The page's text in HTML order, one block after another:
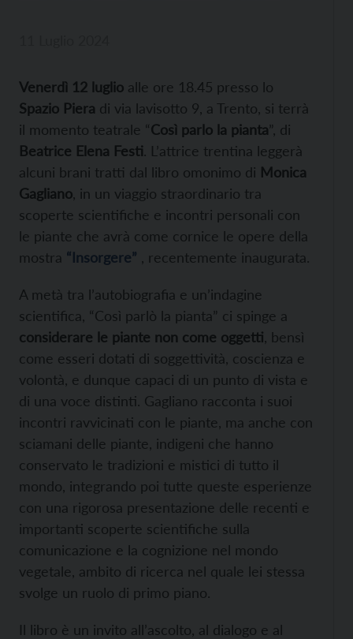
Venerdì 12 luglio alle ore 18.45 presso lo
Spazio Piera di via lavisotto 9, a Trento, si terrà
il momento teatrale “Così parlo la pianta”, di
Beatrice Elena Festi. L’attrice trentina leggerà
alcuni brani tratti dal libro omonimo di Monica
Gagliano , in un viaggio straordinario tra
scoperte scientifiche e incontri personali con
le piante che avrà come cornice le opere della
mostra “Insorgere” , recentemente inaugurata.
A metà tra l’autobiografia e un’indagine
scientifica, “Così parlò la pianta” ci spinge a
considerare le piante non come oggetti , bensì
come esseri dotati di soggettività, coscienza e
volontà, e dunque capaci di un punto di vista e
di una voce distinti. Gagliano racconta i suoi
incontri ravvicinati con le piante, ma anche con
sciamani delle piante, indigeni che hanno
conservato le tradizioni e mistici di tutto il
mondo, integrando poi tutte queste esperienze
con una rigorosa presentazione delle recenti e
importanti scoperte scientifiche sulla
comunicazione e la cognizione nel mondo
vegetale, ambito di ricerca nel quale lei stessa
svolge un ruolo di primo piano.
Il libro è un invito all’ascolto, al dialogo e al